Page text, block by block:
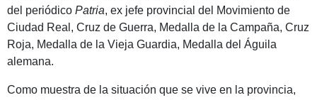
del periódico Patria, ex jefe provincial del Movimiento de
Ciudad Real, Cruz de Guerra, Medalla de la Campaña, Cruz
Roja, Medalla de la Vieja Guardia, Medalla del Águila
alemana.
Como muestra de la situación que se vive en la provincia,